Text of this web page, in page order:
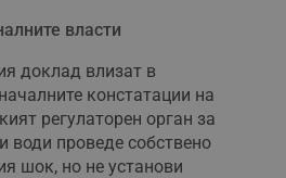
власти
доклад влизат в
констатации на
регулаторен орган за
води проведе собствено
шок, но не установи